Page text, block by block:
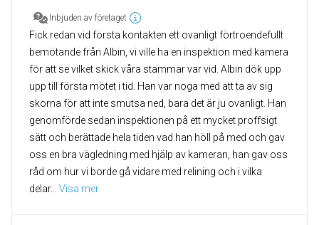
Inbjuden av företaget
Fick redan vid första kontakten ett ovanligt förtroendefullt
bemötande från Albin, vi ville ha en inspektion med kamera
för att se vilket skick våra stammar var vid. Albin dök upp
upp till första mötet i tid. Han var noga med att ta av sig
skorna för att inte smutsa ned, bara det är ju ovanligt. Han
genomförde sedan inspektionen på ett mycket proffsigt
sätt och berättade hela tiden vad han höll på med och gav
oss en bra vägledning med hjälp av kameran, han gav oss
råd om hur vi borde gå vidare med relining och i vilka
delar... Visa mer